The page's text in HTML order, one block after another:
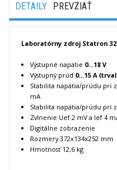
DETAILY PREVZIAŤ
Laboratórny zdroj Statron
Výstupné napätie 0...18 V
Výstupný prúd 0...15 A
Stabilita napätia/prúdu pri
mA
Stabilita napätia/prúdu pri
Zvlnenie Uef 2 mV a Ief 4
Digitálne zobrazenie
Rozmery 372x134x252 mm
Hmotnosť 12,6 kg